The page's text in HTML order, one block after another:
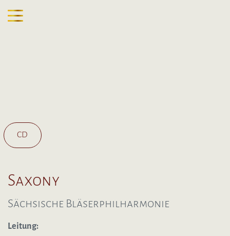
CD
Saxony
Sächsische Bläserphilharmonie
Leitung: